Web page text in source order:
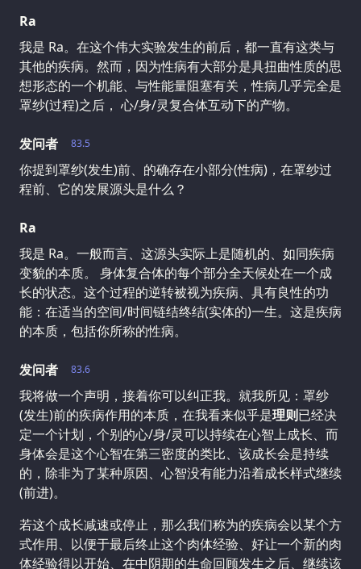
Ra
我是 Ra。在这个伟大实验发生的前后，都一直有这类与
其他的疾病。然而，因为性病有大部分是具扭曲性质的思
想形态的一个机能、与性能量阻塞有关，性病几乎完全是
罩纱(过程)之后， 心/身/灵复合体互动下的产物。
83.5
发问者
你提到罩纱(发生)前、的确存在小部分(性病)，在罩纱过
程前、它的发展源头是什么？
Ra
我是 Ra。一般而言、这源头实际上是随机的、如同疾病
变貌的本质。 身体复合体的每个部分全天候处在一个成
长的状态。这个过程的逆转被视为疾病、具有良性的功
能：在适当的空间/时间链结终结(实体的)一生。这是疾病
的本质，包括你所称的性病。
83.6
发问者
我将做一个声明，接着你可以纠正我。就我所见：罩纱
(发生)前的疾病作用的本质，在我看来似乎是理则已经决
定一个计划，个别的心/身/灵可以持续在心智上成长、而
身体会是这个心智在第三密度的类比、该成长会是持续
的，除非为了某种原因、心智没有能力沿着成长样式继续
(前进)。
若这个成长减速或停止，那么我们称为的疾病会以某个方
式作用、以便于最后终止这个肉体经验、好让一个新的肉
体经验得以开始、在中阴期的生命回顾发生之后、继续该